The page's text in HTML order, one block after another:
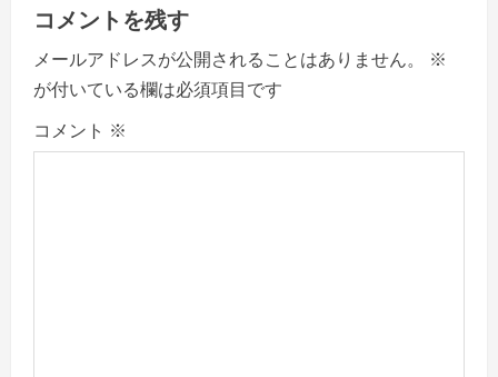
v
i
g
a
コメントを残す
メールアドレスが公開されることはありません。
※
が付いている欄は必須項目です
コメント ※